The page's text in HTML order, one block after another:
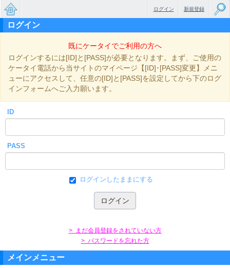
無料で
っと大
小説
新規登録
ログイン
ログイン
既にケータイでご利用の方へ
ログインするには[ID]と[PASS]が必要となります。まず、ご使用の
ケータイ電話から当サイトのマイページ【[ID]･[PASS]変更】メニ
ューにアクセスして、任意の[ID]と[PASS]を設定してから下のログ
インフォームへご入力願います。
ID
PASS
ログインしたままにする
> まだ会員登録をされていない方
> パスワードを忘れた方
メインメニュー